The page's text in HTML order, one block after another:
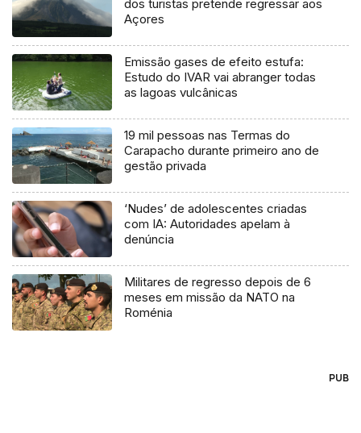
dos turistas pretende regressar aos
Açores
Emissão gases de efeito estufa:
Estudo do IVAR vai abranger todas
as lagoas vulcânicas
19 mil pessoas nas Termas do
Carapacho durante primeiro ano de
gestão privada
‘Nudes’ de adolescentes criadas
com IA: Autoridades apelam à
denúncia
Militares de regresso depois de 6
meses em missão da NATO na
Roménia
PUB